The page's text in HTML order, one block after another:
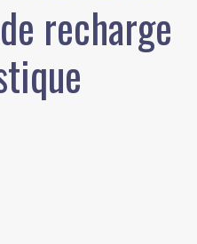
recharge